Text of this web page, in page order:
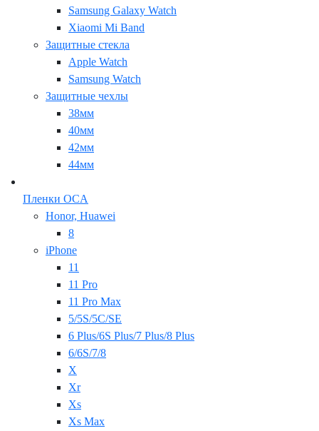
Samsung Galaxy Watch
Xiaomi Mi Band
Защитные стекла
Apple Watch
Samsung Watch
Защитные чехлы
38мм
40мм
42мм
44мм
Пленки OCA
Honor, Huawei
8
iPhone
11
11 Pro
11 Pro Max
5/5S/5C/SE
6 Plus/6S Plus/7 Plus/8 Plus
6/6S/7/8
X
Xr
Xs
Xs Max